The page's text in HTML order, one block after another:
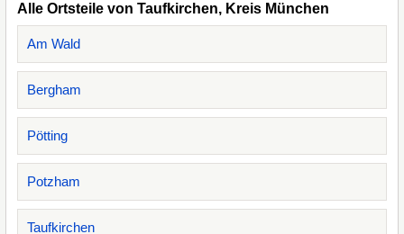
Alle Ortsteile von Taufkirchen, Kreis München
Am Wald
Bergham
Pötting
Potzham
Taufkirchen